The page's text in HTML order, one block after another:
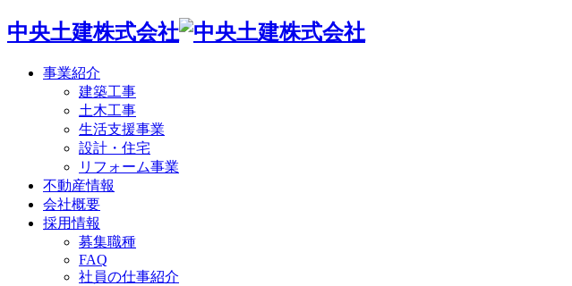
中央土建株式会社
事業紹介
建築工事
土木工事
生活支援事業
設計・住宅
リフォーム事業
不動産情報
会社概要
採用情報
募集職種
FAQ
社員の仕事紹介